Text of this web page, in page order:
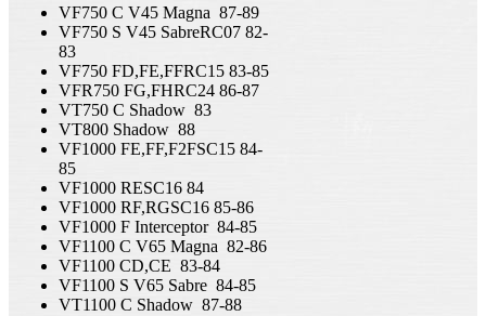
VF750 C V45 Magna 87-89
VF750 S V45 SabreRC07 82-
83
VF750 FD,FE,FFRC15 83-85
VFR750 FG,FHRC24 86-87
VT750 C Shadow 83
VT800 Shadow 88
VF1000 FE,FF,F2FSC15 84-
85
VF1000 RESC16 84
VF1000 RF,RGSC16 85-86
VF1000 F Interceptor 84-85
VF1100 C V65 Magna 82-86
VF1100 CD,CE 83-84
VF1100 S V65 Sabre 84-85
VT1100 C Shadow 87-88